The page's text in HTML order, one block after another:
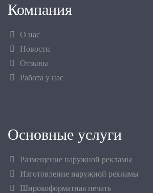
Компания
О нас
Новости
Отзывы
Работа у нас
Основные услуги
Размещение наружной рекламы
Изготовление наружной рекламы
Широкоформатная печать